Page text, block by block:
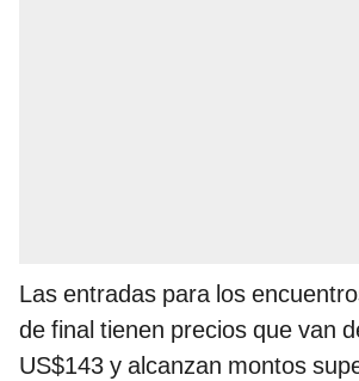
Las entradas para los
de final tienen precios que van
US$143 y alcanzan montos